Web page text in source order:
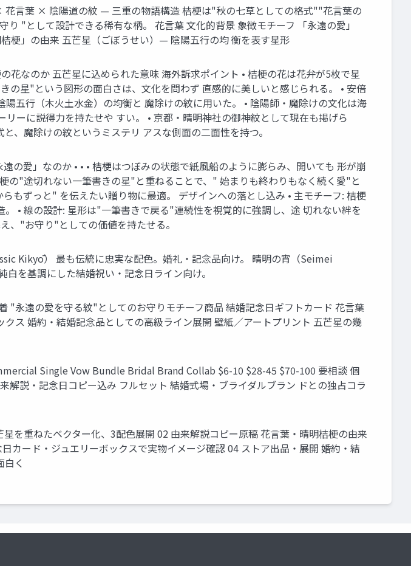
花言葉 × 陰陽道の紋 — 三重の物語構造 桔梗は"秋の七草としての格式""花言葉の
"として設計できる稀有な柄。 花言葉 文化的背景 象徴モチーフ 「永遠の愛」
梗」の由来 五芒星（ごぼうせい）— 陰陽五行の均 衡を表す星形
なのか 五芒星に込められた意味 海外訴求ポイント • 桔梗の花は花弁が5枚で星
星"という図形の面白さは、文化を問わず 直感的に美しいと感じられる。 • 安倍
五行（木火土水金）の均衡と 魔除けの紋に用いた。 • 陰陽師・魔除けの文化は海
ーに説得力を持たせや すい。 • 京都・晴明神社の御神紋として現在も掲げら
、魔除けの紋というミステリ アスな側面の二面性を持つ。
愛」なのか • • • 桔梗はつぼみの状態で紙風船のように膨らみ、開いても 形が崩
"途切れない一筆書きの星"と重ねることで、" 始まりも終わりもなく続く愛"と
もずっと" を伝えたい贈り物に最適。 デザインへの落とし込み • 主モチーフ: 桔梗
• 線の設計: 星形は"一筆書きで戻る"連続性を視覚的に強調し、途 切れない絆を
、"お守り"としての価値を持たせる。
Kikyō） 最も伝統に忠実な配色。婚礼・記念品向け。 晴明の宵（Seimei
を基調にした結婚祝い・記念日ライン向け。
"永遠の愛を守る紋"としてのお守りモチーフ商品 結婚記念日ギフトカード 花言葉
ス 婚約・結婚記念品としての高級ライン展開 壁紙／アートプリント 五芒星の幾
Single Vow Bundle Bridal Brand Collab $6-10 $28-45 $70-100 要相談 個
説・記念日コピー込み フルセット 結婚式場・ブライダルブラン ドとの独占コラ
を重ねたベクター化、3配色展開 02 由来解説コピー原稿 花言葉・晴明桔梗の由来
カード・ジュエリーボックスで実物イメージ確認 04 ストア出品・展開 婚約・結
く